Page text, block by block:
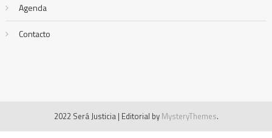
Agenda
Contacto
2022 Será Justicia | Editorial by MysteryThemes.